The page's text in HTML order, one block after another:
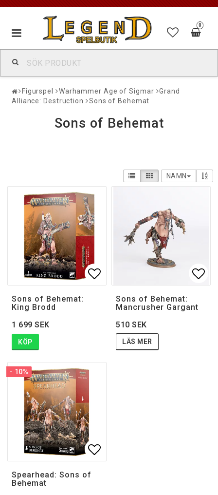
0
Figurspel Warhammer Age of Sigmar
Grand
Alliance: Destruction
Sons of Behemat
Sons of Behemat
NAMN
Lägg till i favoritlistan
Sons of Behemat:
King Brodd
1 699 SEK
KÖP
Sons of Behemat:
Mancrusher Gargant
510 SEK
LÄS MER
- 10%
Lägg till i favoritlistan
Spearhead: Sons of
Behemat